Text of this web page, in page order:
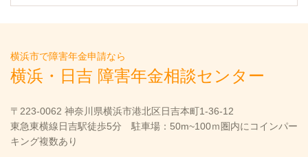
横浜市で障害年金申請なら
横浜・日吉 障害年金相談センター
〒223-0062 神奈川県横浜市港北区日吉本町1-36-12
東急東横線日吉駅徒歩5分 駐車場：50m~100ｍ圏内にコインパー
キング複数あり